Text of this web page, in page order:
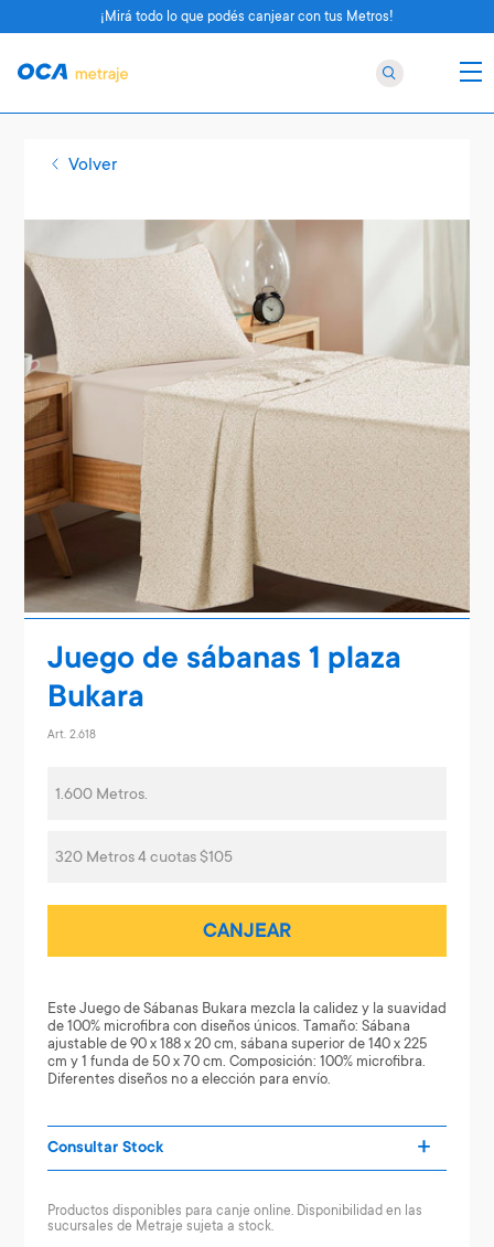
Volver
Juego de sábanas 1 plaza
Bukara
Art. 2.618
1.600 Metros.
320 Metros 4 cuotas $105
CANJEAR
Este Juego de Sábanas Bukara mezcla la calidez y la suavidad
de 100% microfibra con diseños únicos. Tamaño: Sábana
ajustable de 90 x 188 x 20 cm, sábana superior de 140 x 225
cm y 1 funda de 50 x 70 cm. Composición: 100% microfibra.
Diferentes diseños no a elección para envío.
Consultar Stock
Productos disponibles para canje online. Disponibilidad en las
sucursales de Metraje sujeta a stock.
¡Mirá todo lo que podés canjear con tus Metros!